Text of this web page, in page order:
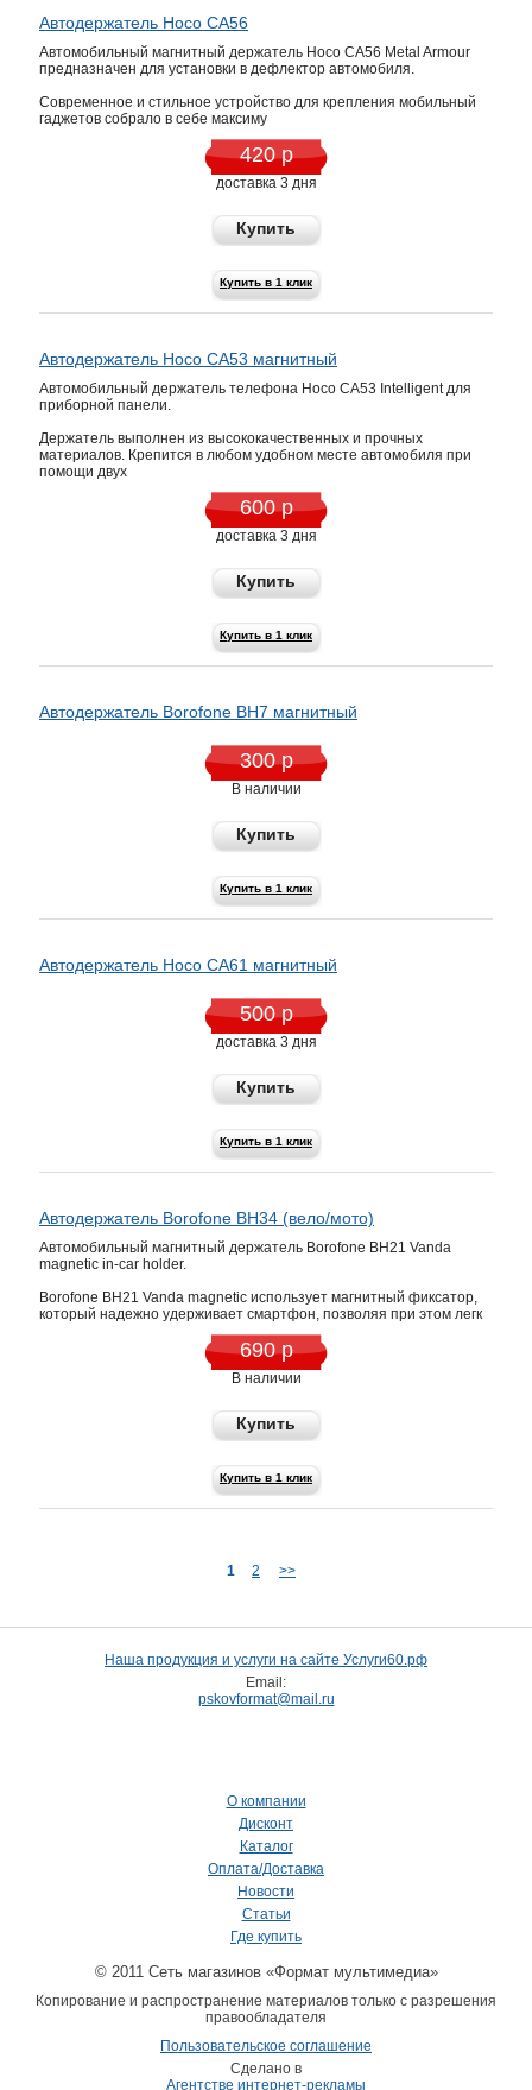
Автодержатель Hoco CA56
Автомобильный магнитный держатель Hoco CA56 Metal Armour
предназначен для установки в дефлектор автомобиля.
Современное и стильное устройство для крепления мобильный
гаджетов собрало в себе максиму
420 р
доставка 3 дня
Купить
Купить в 1 клик
Автодержатель Hoco CA53 магнитный
Автомобильный держатель телефона Hoco CA53 Intelligent для
приборной панели.
Держатель выполнен из высококачественных и прочных
материалов. Крепится в любом удобном месте автомобиля при
помощи двух
600 р
доставка 3 дня
Купить
Купить в 1 клик
Автодержатель Borofone BH7 магнитный
300 р
В наличии
Купить
Купить в 1 клик
Автодержатель Hoco CA61 магнитный
500 р
доставка 3 дня
Купить
Купить в 1 клик
Автодержатель Borofone BH34 (вело/мото)
Автомобильный магнитный держатель Borofone BH21 Vanda
magnetic in-car holder.
Borofone BH21 Vanda magnetic использует магнитный фиксатор,
который надежно удерживает смартфон, позволяя при этом легк
690 р
В наличии
Купить
Купить в 1 клик
1 2 >>
Наша продукция и услуги на сайте Услуги60.рф
Email:
pskovformat@mail.ru
О компании
Дисконт
Каталог
Оплата/Доставка
Новости
Статьи
Где купить
© 2011 Сеть магазинов «Формат мультимедиа»
Копирование и распространение материалов только с разрешения
правообладателя
Пользовательское соглашение
Сделано в
Агентстве интернет-рекламы